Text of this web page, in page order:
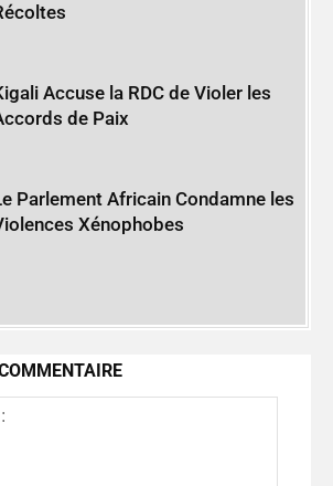
Accuse la RDC de Violer les
de Paix
Parlement Africain Condamne les
Xénophobes